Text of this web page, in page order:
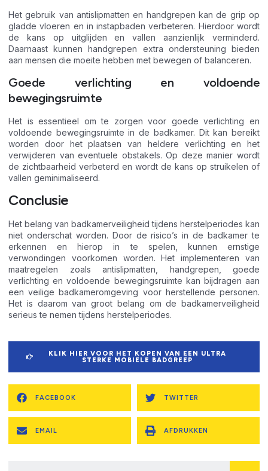
Het gebruik van antislipmatten en handgrepen kan de grip op
gladde vloeren en in instapbaden verbeteren. Hierdoor wordt
de kans op uitglijden en vallen aanzienlijk verminderd.
Daarnaast kunnen handgrepen extra ondersteuning bieden
aan mensen die moeite hebben met bewegen of balanceren.
Goede verlichting en voldoende
bewegingsruimte
Het is essentieel om te zorgen voor goede verlichting en
voldoende bewegingsruimte in de badkamer. Dit kan bereikt
worden door het plaatsen van heldere verlichting en het
verwijderen van eventuele obstakels. Op deze manier wordt
de zichtbaarheid verbeterd en wordt de kans op struikelen of
vallen geminimaliseerd.
Conclusie
Het belang van badkamerveiligheid tijdens herstelperiodes kan
niet onderschat worden. Door de risico’s in de badkamer te
erkennen en hierop in te spelen, kunnen ernstige
verwondingen voorkomen worden. Het implementeren van
maatregelen zoals antislipmatten, handgrepen, goede
verlichting en voldoende bewegingsruimte kan bijdragen aan
een veilige badkameromgeving voor herstellende personen.
Het is daarom van groot belang om de badkamerveiligheid
serieus te nemen tijdens herstelperiodes.
KLIK HIER VOOR HET KOPEN VAN EEN ULTRA
STERKE MOBIELE BADGREEP
FACEBOOK TWITTER
EMAIL AFDRUKKEN